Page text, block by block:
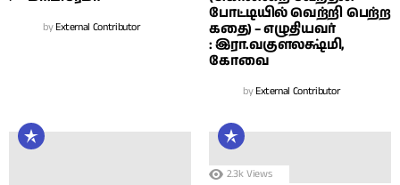
byExternal Contributor
போட்டியில் வெற்றி பெற்ற
கதை) – எழுதியவர்
: இரா.வகுளலக்ஷ்மி,
கோவை
byExternal Contributor
2.3k Views